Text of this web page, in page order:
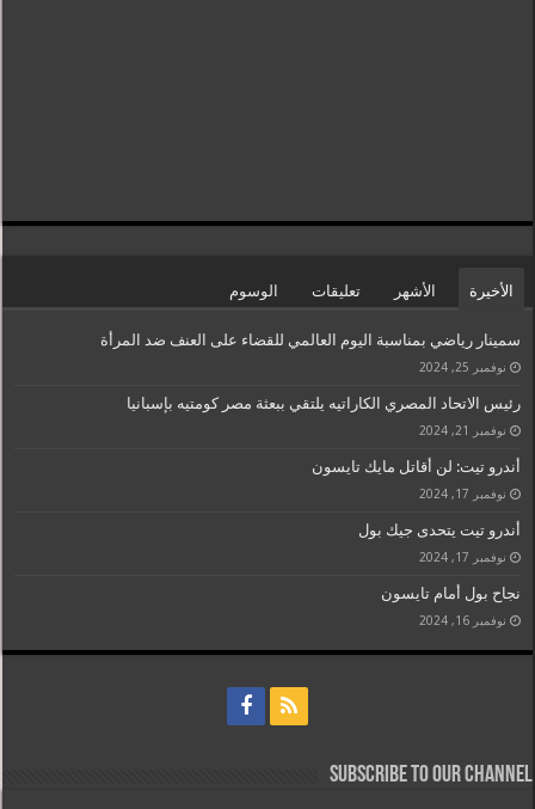
الأخيرة الأشهر تعليقات الوسوم
سمينار رياضي بمناسبة اليوم العالمي للقضاء على العنف ضد المرأة
نوفمبر 25, 2024
رئيس الاتحاد المصري الكاراتيه يلتقي ببعثة مصر كومتيه بإسبانيا
نوفمبر 21, 2024
أندرو تيت: لن أقاتل مايك تايسون
نوفمبر 17, 2024
أندرو تيت يتحدى جيك بول
نوفمبر 17, 2024
نجاح بول أمام تايسون
نوفمبر 16, 2024
Subscribe to our Channel